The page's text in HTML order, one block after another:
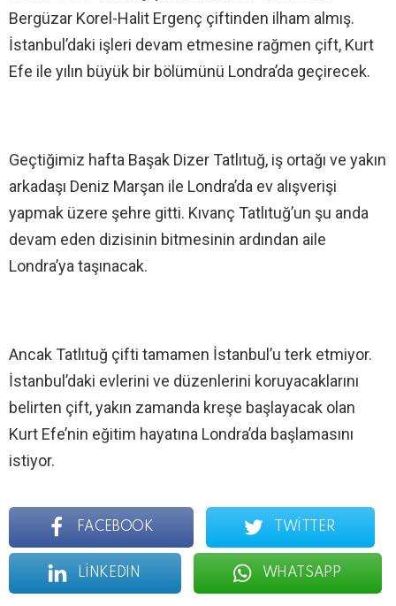
Bergüzar Korel-Halit Ergenç çiftinden ilham almış.
İstanbul’daki işleri devam etmesine rağmen çift, Kurt
Efe ile yılın büyük bir bölümünü Londra’da geçirecek.
Geçtiğimiz hafta Başak Dizer Tatlıtuğ, iş ortağı ve yakın
arkadaşı Deniz Marşan ile Londra’da ev alışverişi
yapmak üzere şehre gitti. Kıvanç Tatlıtuğ’un şu anda
devam eden dizisinin bitmesinin ardından aile
Londra’ya taşınacak.
Ancak Tatlıtuğ çifti tamamen İstanbul’u terk etmiyor.
İstanbul’daki evlerini ve düzenlerini koruyacaklarını
belirten çift, yakın zamanda kreşe başlayacak olan
Kurt Efe’nin eğitim hayatına Londra’da başlamasını
istiyor.
FACEBOOK TWITTER
LINKEDIN WHATSAPP